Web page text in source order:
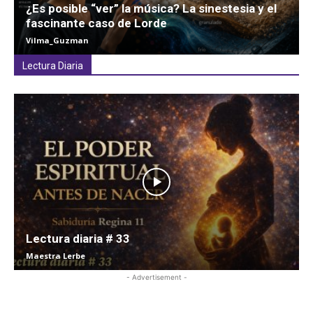
¿Es posible “ver” la música? La sinestesia y el
fascinante caso de Lorde
Vilma_Guzman
Lectura Diaria
Lectura diaria # 33
Maestra Lerbe
- Advertisement -